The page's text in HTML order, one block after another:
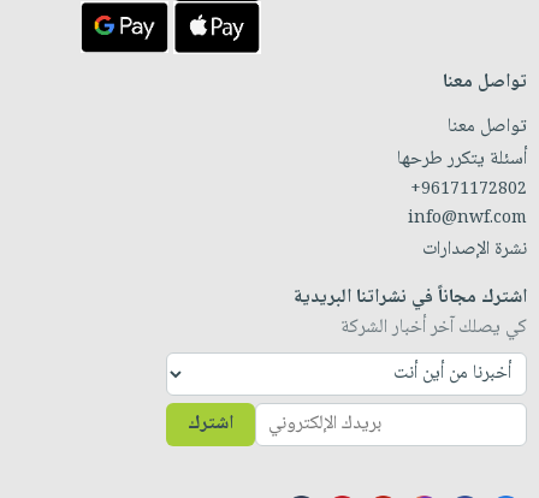
تواصل معنا
تواصل معنا
أسئلة يتكرر طرحها
+96171172802
info@nwf.com
نشرة الإصدارات
اشترك مجاناً في نشراتنا البريدية
كي يصلك آخر أخبار الشركة
اشترك